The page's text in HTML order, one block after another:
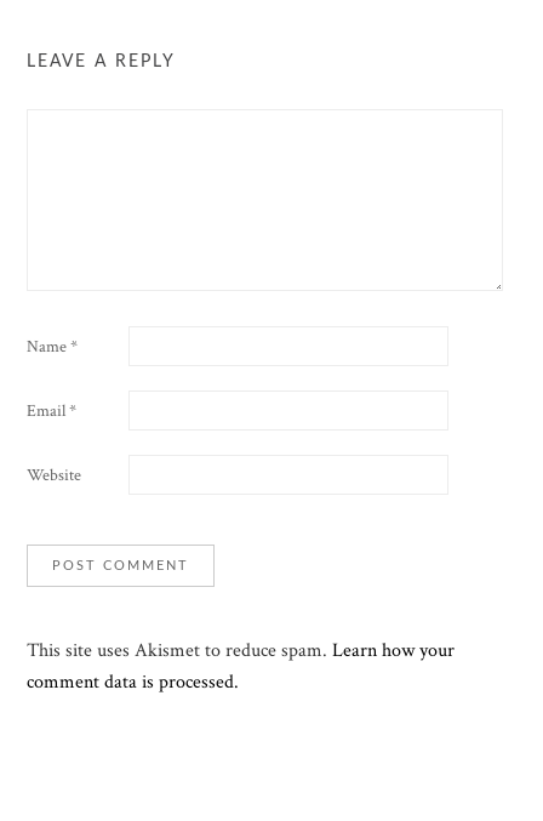
LEAVE A REPLY
Name*
Email*
Website
This site uses Akismet to reduce spam.Learn how your
comment data is processed.